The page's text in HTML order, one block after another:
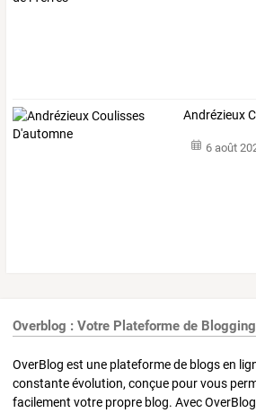
Andrézieux
6 août
Overblog : Votre Plateforme de
OverBlog est une plateforme de blogs en
constante évolution, conçue pour vous
facilement votre propre blog. Avec